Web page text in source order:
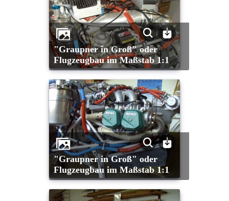
"Graupner in Groß" oder
Flugzeugbau im Maßstab 1:1
"Graupner in Groß" oder
Flugzeugbau im Maßstab 1:1